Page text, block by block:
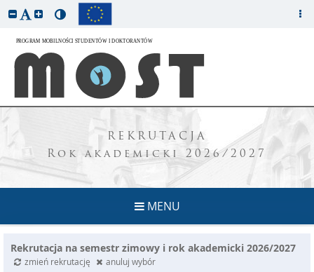
REKRUTACJA
Rok akademicki 2026/2027
MENU
Rekrutacja na semestr zimowy i rok akademicki 2026/2027
zmień rekrutację
anuluj wybór